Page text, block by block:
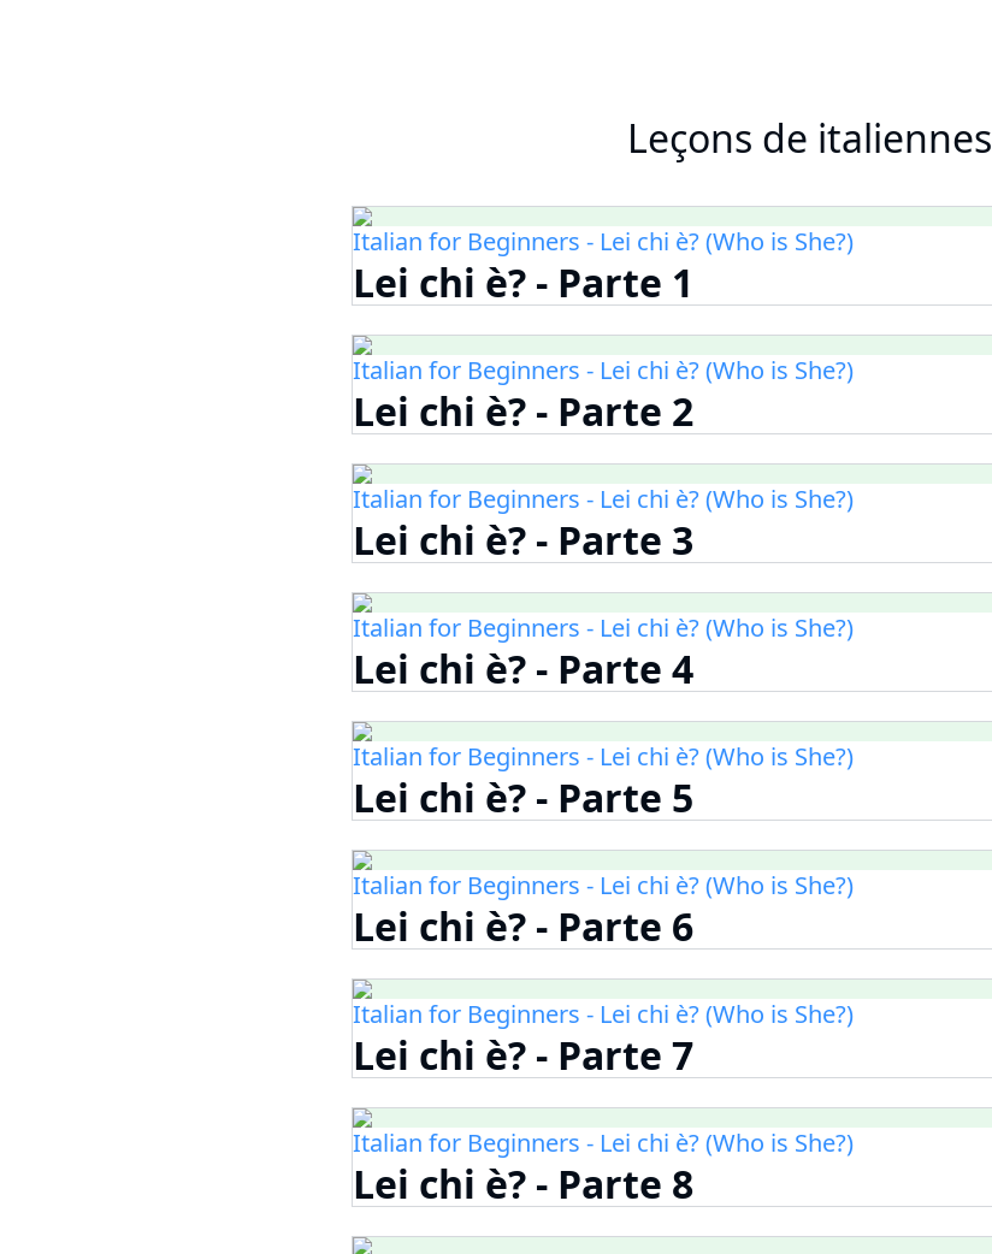
Leçons de italiennes
Italian for Beginners - Lei chi è? (Who is She?)
Lei chi è? - Parte 1
Italian for Beginners - Lei chi è? (Who is She?)
Lei chi è? - Parte 2
Italian for Beginners - Lei chi è? (Who is She?)
Lei chi è? - Parte 3
Italian for Beginners - Lei chi è? (Who is She?)
Lei chi è? - Parte 4
Italian for Beginners - Lei chi è? (Who is She?)
Lei chi è? - Parte 5
Italian for Beginners - Lei chi è? (Who is She?)
Lei chi è? - Parte 6
Italian for Beginners - Lei chi è? (Who is She?)
Lei chi è? - Parte 7
Italian for Beginners - Lei chi è? (Who is She?)
Lei chi è? - Parte 8